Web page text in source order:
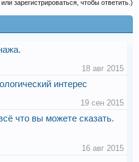
зарегистрироваться, чтобы ответить.)
18 авг 2015
интерес
19 сен 2015
что вы можете сказать.
16 авг 2015